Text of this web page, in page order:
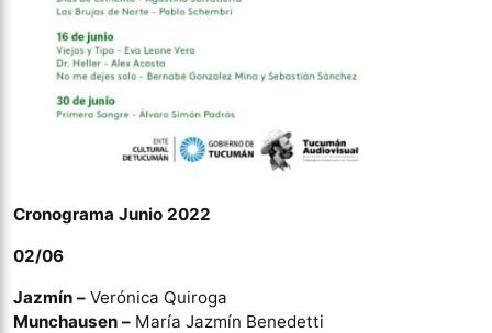
Cronograma Junio 2022
02/06
Jazmín – Verónica Quiroga
Munchausen – María Jazmín Benedetti